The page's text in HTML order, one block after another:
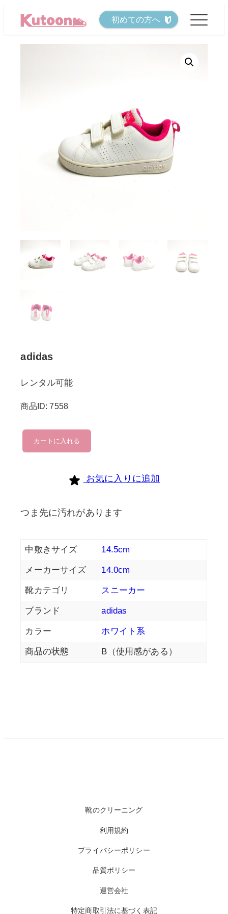
初めての方へ
adidas
レンタル可能
商品ID: 7558
adidas
個
カートに入れる
お気に入りに追加
つま先に汚れがあります
中敷きサイズ 14.5cm
メーカーサイズ 14.0cm
靴カテゴリ スニーカー
ブランド adidas
カラー ホワイト系
商品の状態 B（使用感がある）
靴のクリーニング
利用規約
プライバシーポリシー
品質ポリシー
運営会社
特定商取引法に基づく表記